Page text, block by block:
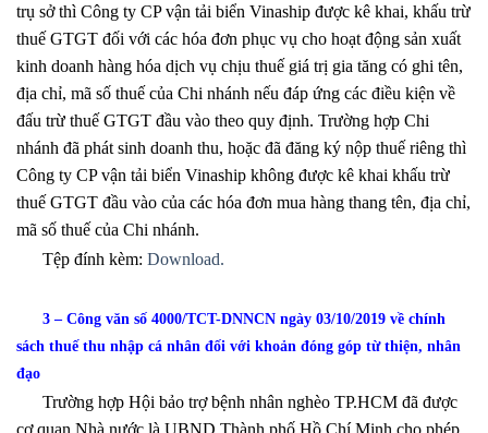
trụ sở thì Công ty CP vận tải biển Vinaship được kê khai, khấu trừ
thuế GTGT đối với các hóa đơn phục vụ cho hoạt động sản xuất
kinh doanh hàng hóa dịch vụ chịu thuế giá trị gia tăng có ghi tên,
địa chỉ, mã số thuế của Chi nhánh nếu đáp ứng các điều kiện về
đấu trừ thuế GTGT đầu vào theo quy định. Trường hợp Chi
nhánh đã phát sinh doanh thu, hoặc đã đăng ký nộp thuế riêng thì
Công ty CP vận tải biển Vinaship không được kê khai khấu trừ
thuế GTGT đầu vào của các hóa đơn mua hàng thang tên, địa chỉ,
mã số thuế của Chi nhánh.
Tệp đính kèm: Download.
3 – Công văn số 4000/TCT-DNNCN ngày 03/10/2019 về chính
sách thuế thu nhập cá nhân đối với khoản đóng góp từ thiện, nhân
đạo
Trường hợp Hội bảo trợ bệnh nhân nghèo TP.HCM đã được
cơ quan Nhà nước là UBND Thành phố Hồ Chí Minh cho phép